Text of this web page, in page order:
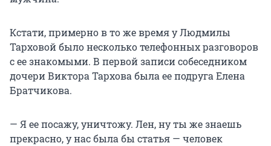
Кстати, примерно в то же время у Людмилы
Тарховой было несколько телефонных разговоров
с ее знакомыми. В первой записи собеседником
дочери Виктора Тархова была ее подруга Елена
Братчикова.
— Я ее посажу, уничтожу. Лен, ну ты же знаешь
прекрасно, у нас была бы статья — человек